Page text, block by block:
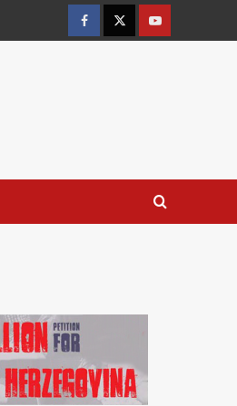
FacebookTwitterYouTube